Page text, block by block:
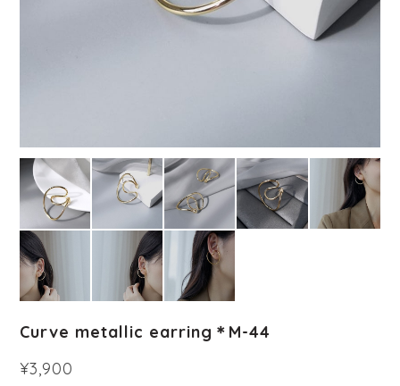
Curve metallic earring＊M-44
¥3,900